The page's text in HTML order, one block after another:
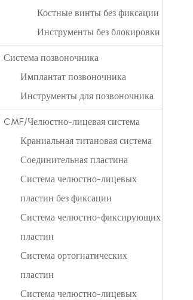
Костные винты без фиксации
Инструменты без блокировки
Система позвоночника
Имплантат позвоночника
Инструменты для позвоночника
CMF/Челюстно-лицевая система
Краниальная титановая система
Соединительная пластина
Система челюстно-лицевых
пластин без фиксации
Система челюстно-фиксирующих
пластин
Система ортогнатических
пластин
Система челюстно-лицевых